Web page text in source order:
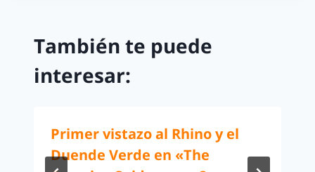
También te puede
interesar:
Primer vistazo al Rhino y el
Duende Verde en «The